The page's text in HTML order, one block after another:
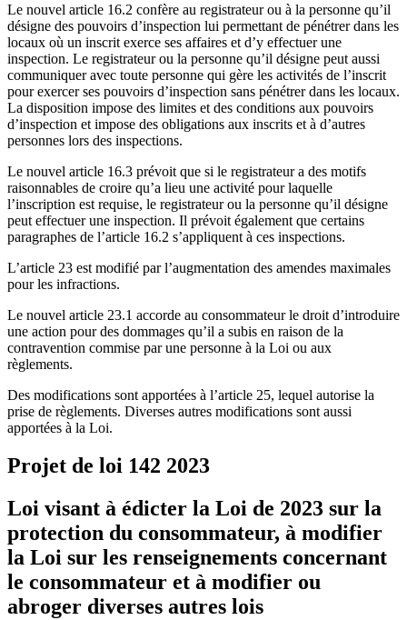
Le nouvel article 16.2 confère au registrateur ou à la personne qu’il
désigne des pouvoirs d’inspection lui permettant de pénétrer dans les
locaux où un inscrit exerce ses affaires et d’y effectuer une
inspection. Le registrateur ou la personne qu’il désigne peut aussi
communiquer avec toute personne qui gère les activités de l’inscrit
pour exercer ses pouvoirs d’inspection sans pénétrer dans les locaux.
La disposition impose des limites et des conditions aux pouvoirs
d’inspection et impose des obligations aux inscrits et à d’autres
personnes lors des inspections.
Le nouvel article 16.3 prévoit que si le registrateur a des motifs
raisonnables de croire qu’a lieu une activité pour laquelle
l’inscription est requise, le registrateur ou la personne qu’il désigne
peut effectuer une inspection. Il prévoit également que certains
paragraphes de l’article 16.2 s’appliquent à ces inspections.
L’article 23 est modifié par l’augmentation des amendes maximales
pour les infractions.
Le nouvel article 23.1 accorde au consommateur le droit d’introduire
une action pour des dommages qu’il a subis en raison de la
contravention commise par une personne à la Loi ou aux
règlements.
Des modifications sont apportées à l’article 25, lequel autorise la
prise de règlements. Diverses autres modifications sont aussi
apportées à la Loi.
Projet de loi 142 2023
Loi visant à édicter la Loi de 2023 sur la
protection du consommateur, à modifier
la Loi sur les renseignements concernant
le consommateur et à modifier ou
abroger diverses autres lois